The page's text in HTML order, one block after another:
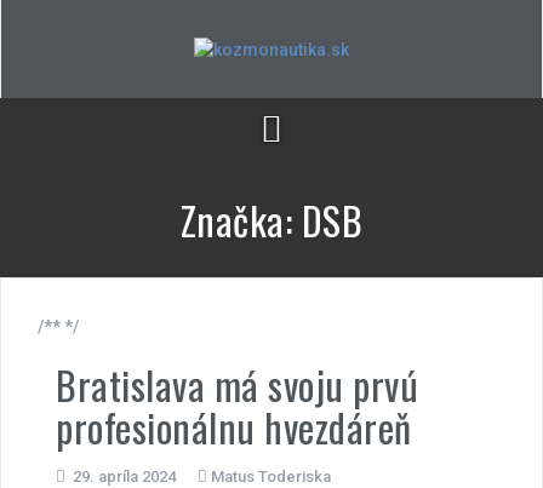
Značka: DSB
/** */
Bratislava má svoju prvú
profesionálnu hvezdáreň
29. apríla 2024 Matus Toderiska